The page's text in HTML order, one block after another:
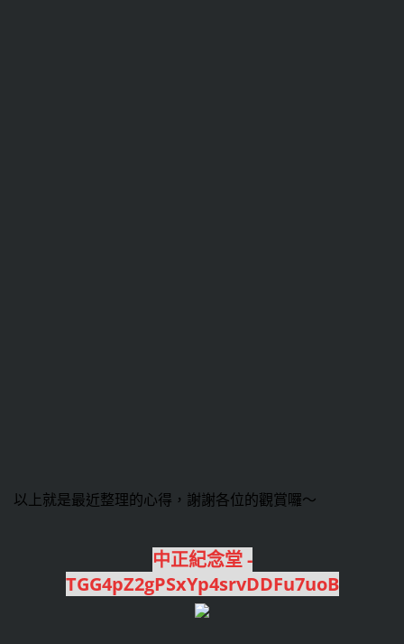
以上就是最近整理的心得，謝謝各位的觀賞囉～
中正紀念堂 -
TGG4pZ2gPSxYp4srvDDFu7uoB